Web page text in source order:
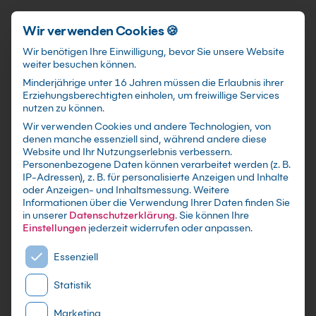
Schnellzugriff
IT-Schulungen inNürnberg
Wir verwenden Cookies 🍪
Wir benötigen Ihre Einwilligung, bevor Sie unsere Website
weiter besuchen können.
Minderjährige unter 16 Jahren müssen die Erlaubnis ihrer
Erziehungsberechtigten einholen, um freiwillige Services
nutzen zu können.
Wir verwenden Cookies und andere Technologien, von
denen manche essenziell sind, während andere diese
Website und Ihr Nutzungserlebnis verbessern.
Personenbezogene Daten können verarbeitet werden (z. B.
IP-Adressen), z. B. für personalisierte Anzeigen und Inhalte
oder Anzeigen- und Inhaltsmessung.Weitere
Informationen über die Verwendung Ihrer Daten finden Sie
in unserer Datenschutzerklärung.Sie können Ihre
Einstellungen jederzeit widerrufen oder anpassen.
Es folgt eine Liste der Service-Gruppen, für die eine
Essenziell
Statistik
Marketing